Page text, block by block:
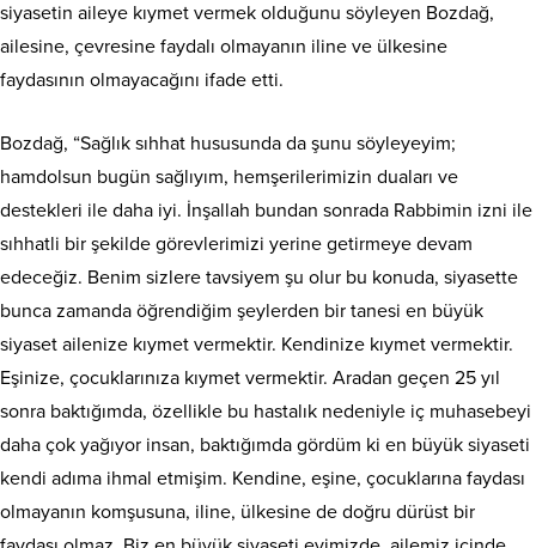
siyasetin aileye kıymet vermek olduğunu söyleyen Bozdağ,
ailesine, çevresine faydalı olmayanın iline ve ülkesine
faydasının olmayacağını ifade etti.
Bozdağ, “Sağlık sıhhat hususunda da şunu söyleyeyim;
hamdolsun bugün sağlıyım, hemşerilerimizin duaları ve
destekleri ile daha iyi. İnşallah bundan sonrada Rabbimin izni ile
sıhhatli bir şekilde görevlerimizi yerine getirmeye devam
edeceğiz. Benim sizlere tavsiyem şu olur bu konuda, siyasette
bunca zamanda öğrendiğim şeylerden bir tanesi en büyük
siyaset ailenize kıymet vermektir. Kendinize kıymet vermektir.
Eşinize, çocuklarınıza kıymet vermektir. Aradan geçen 25 yıl
sonra baktığımda, özellikle bu hastalık nedeniyle iç muhasebeyi
daha çok yağıyor insan, baktığımda gördüm ki en büyük siyaseti
kendi adıma ihmal etmişim. Kendine, eşine, çocuklarına faydası
olmayanın komşusuna, iline, ülkesine de doğru dürüst bir